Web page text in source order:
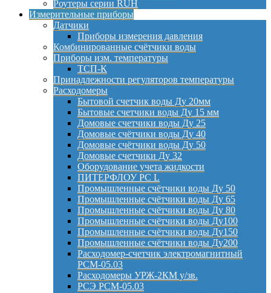
Роутеры серии RUH
Измерительные приборы
Датчики
Приборы измерения давления
Комбинированные счётчики воды
Приборы изм. температуры
ТСП-К
Принадлежности регуляторов температуры
Расходомеры
Бытовой счетчик воды Ду 20мм
Бытовые счетчики воды Ду 15 мм
Домовые счетчики воды Ду 25
Домовые счётчики воды Ду 40
Домовые счётчики воды Ду 50
Домовые счетчики Ду 32
Оборудование учета жидкости
ПИТЕРФЛОУ РС L
Промышленные счётчики воды Ду 50
Промышленные счётчики воды Ду 65
Промышленные счётчики воды Ду 80
Промышленные счётчики воды Ду100
Промышленные счётчики воды Ду150
Промышленные счётчики воды Ду200
Расходомер-счетчик электромагнитный
РСМ-05.03
Расходомеры УРЖ-2КМ у/зв.
РСЭ РСМ-05.03